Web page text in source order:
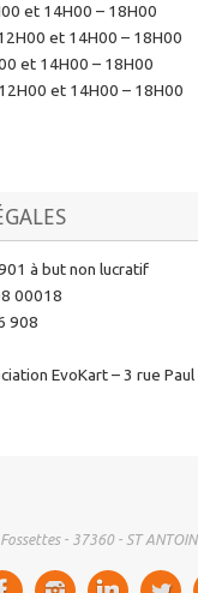
et 14H00 – 18H00
et 14H00 – 18H00
et 14H00 – 18H00
et 14H00 – 18H00
à but non lucratif
00018
908
EvoKart – 3 rue
- 37360 - ST